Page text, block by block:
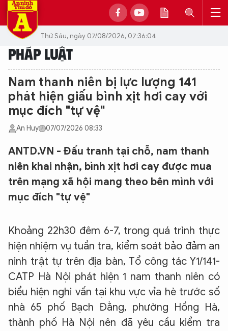
Thứ Sáu, ngày 07/08/2026, 07:36:04
PHÁP LUẬT
Nam thanh niên bị lực lượng 141
phát hiện giấu bình xịt hơi cay với
mục đích "tự vệ"
An Huy 07/07/2026 08:33
ANTD.VN - Đấu tranh tại chỗ, nam thanh
niên khai nhận, bình xịt hơi cay được mua
trên mạng xã hội mang theo bên mình với
mục đích "tự vệ"
Khoảng 22h30 đêm 6-7, trong quá trình thực
hiện nhiệm vụ tuần tra, kiểm soát bảo đảm an
ninh trật tự trên địa bàn, Tổ công tác Y1/141-
CATP Hà Nội phát hiện 1 nam thanh niên có
biểu hiện nghi vấn tại khu vực vỉa hè trước số
nhà 65 phố Bạch Đằng, phường Hồng Hà,
thành phố Hà Nội nên đã yêu cầu kiểm tra